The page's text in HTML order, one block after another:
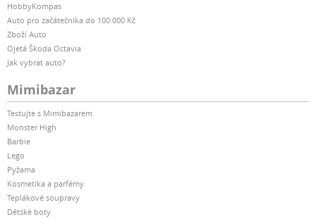
HobbyKompas
Auto pro začátečníka do 100 000 Kč
Zboží Auto
Ojetá Škoda Octavia
Jak vybrat auto?
Mimibazar
Testujte s Mimibazarem
Monster High
Barbie
Lego
Pyžama
Kosmetika a parfémy
Teplákové soupravy
Dětské boty